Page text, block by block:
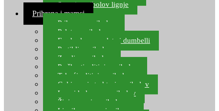
Setovi za ribolov lignje
Prihrana i mamci
Prihrana za ribolov
Pelete za ribolov
Feeder lovne pelete i dumbelli
Partikli za ribolov
Zemlja za ribolov
Praškasti aditivi za ribolov
Tekući aditivi za ribolov
Gel i sprej atraktori za ribolov
Lovni kukuruz za ribolov
Živi mamci za ribolov